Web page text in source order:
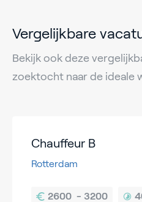
Vergelijkbare
Bekijk ook deze
zoektocht naar de ideale
Chauffeur B
Rotterdam